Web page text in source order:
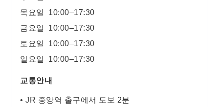
목요일
10:00–17:30
금요일
10:00–17:30
토요일
10:00–17:30
일요일
10:00–17:30
교통안내
• JR 중앙역 출구에서 도보 2분